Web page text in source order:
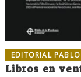
EDITORIAL PABLO
Libros en